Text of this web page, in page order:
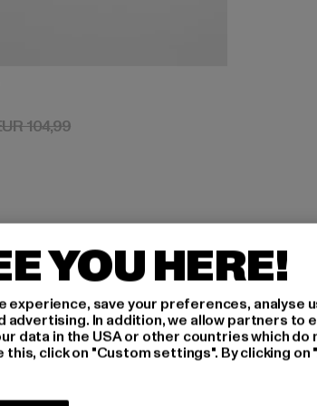
EUR 52,50
104,99Aktionspreis: EUR 104,99
YOU HERE!
experience, save your preferences, analyse
In addition, we allow partners to
data in the USA or other countries which do
click on "Custom settings". By clicking